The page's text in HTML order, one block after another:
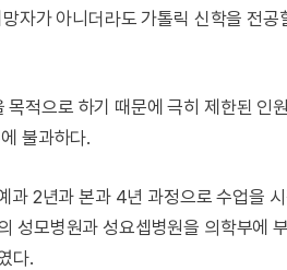
자가 아니더라도 가톨릭 신학을 전공
적으로 하기 때문에 극히 제한된 인
불과하다.
과 2년과 본과 4년 과정으로 수업을
성모병원과 성요셉병원을 의학부에
다.